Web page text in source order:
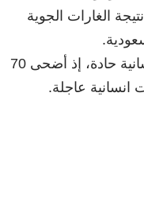
الغارات الجوية
وأدت الحرب والحصار إلى أزمة انسانية حادة، إذ أضحى 70
انسانية عاجلة.